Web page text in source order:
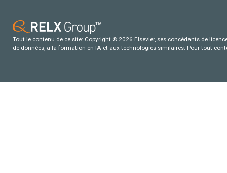
Tout le contenu de ce site: Copyright © 2026 Elsevier, ses concédants de
de données, a la formation en IA et aux technologies similaires. Pour tout